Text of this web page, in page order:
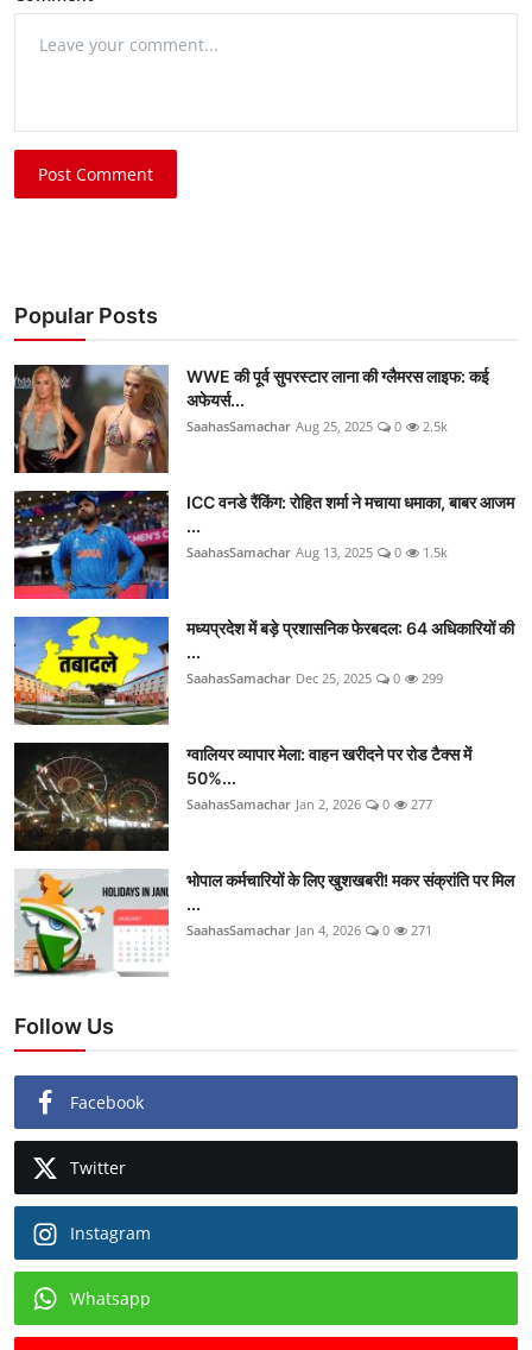
Post Comment
Popular Posts
WWE की पूर्व सुपरस्टार लाना की ग्लैमरस लाइफ: कई
अफेयर्स...
SaahasSamachar Aug 25, 2025 0 2.5k
ICC वनडे रैंकिंग: रोहित शर्मा ने मचाया धमाका, बाबर आजम
...
SaahasSamachar Aug 13, 2025 0 1.5k
मध्यप्रदेश में बड़े प्रशासनिक फेरबदल: 64 अधिकारियों की
...
SaahasSamachar Dec 25, 2025 0 299
ग्वालियर व्यापार मेला: वाहन खरीदने पर रोड टैक्स में
50%...
SaahasSamachar Jan 2, 2026 0 277
भोपाल कर्मचारियों के लिए खुशखबरी! मकर संक्रांति पर मिल
...
SaahasSamachar Jan 4, 2026 0 271
Follow Us
Facebook
Twitter
Instagram
Whatsapp